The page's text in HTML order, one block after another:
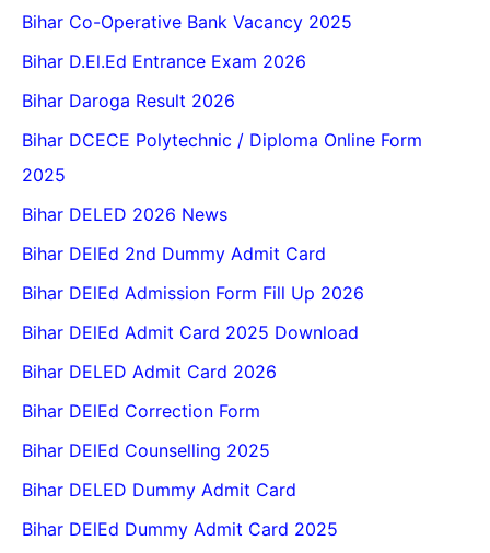
Bihar Co-Operative Bank Vacancy 2025
Bihar D.El.Ed Entrance Exam 2026
Bihar Daroga Result 2026
Bihar DCECE Polytechnic / Diploma Online Form
2025
Bihar DELED 2026 News
Bihar DElEd 2nd Dummy Admit Card
Bihar DElEd Admission Form Fill Up 2026
Bihar DElEd Admit Card 2025 Download
Bihar DELED Admit Card 2026
Bihar DElEd Correction Form
Bihar DElEd Counselling 2025
Bihar DELED Dummy Admit Card
Bihar DElEd Dummy Admit Card 2025